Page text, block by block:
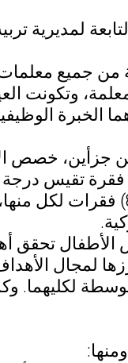
لمديرية
من جميع
الخبرة
جزأين، خصص
الشخصية لأفراد عينة الدراسة، وأما الثاني
مناهج التربية الإسلامية في رياض الأطفال، وتضمَّن ثلاث
الأطفال تحقق
لمجال
لكليهما.